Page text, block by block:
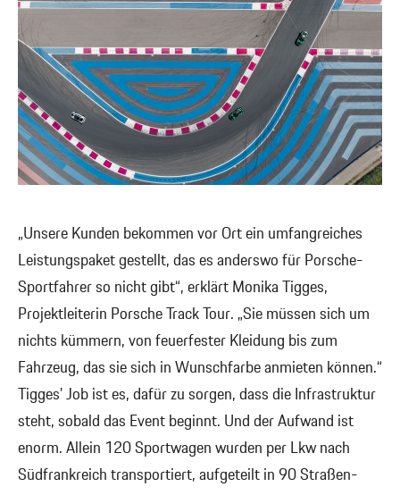
„Unsere Kunden bekommen vor Ort ein umfangreiches
Leistungspaket gestellt, das es anderswo für Porsche-
Sportfahrer so nicht gibt“, erklärt Monika Tigges,
Projektleiterin Porsche Track Tour. „Sie müssen sich um
nichts kümmern, von feuerfester Kleidung bis zum
Fahrzeug, das sie sich in Wunschfarbe anmieten können.“
Tigges’ Job ist es, dafür zu sorgen, dass die Infrastruktur
steht, sobald das Event beginnt. Und der Aufwand ist
enorm. Allein 120 Sportwagen wurden per Lkw nach
Südfrankreich transportiert, aufgeteilt in 90 Straßen-